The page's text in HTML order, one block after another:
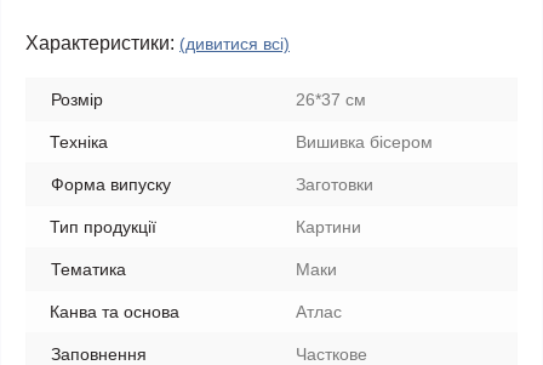
Характеристики: (дивитися всі)
Розмір 26*37 см
Техніка Вишивка бісером
Форма випуску Заготовки
Тип продукції Картини
Тематика Маки
Канва та основа Атлас
Заповнення Часткове